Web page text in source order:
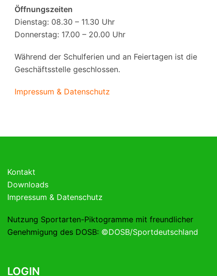
Öffnungszeiten
Dienstag: 08.30 – 11.30 Uhr
Donnerstag: 17.00 – 20.00 Uhr
Während der Schulferien und an Feiertagen ist die
Geschäftsstelle geschlossen.
Impressum & Datenschutz
Kontakt
Downloads
Impressum & Datenschutz
Nutzung Sportarten-Piktogramme mit freundlicher
Genehmigung des DOSB: ©DOSB/Sportdeutschland
LOGIN